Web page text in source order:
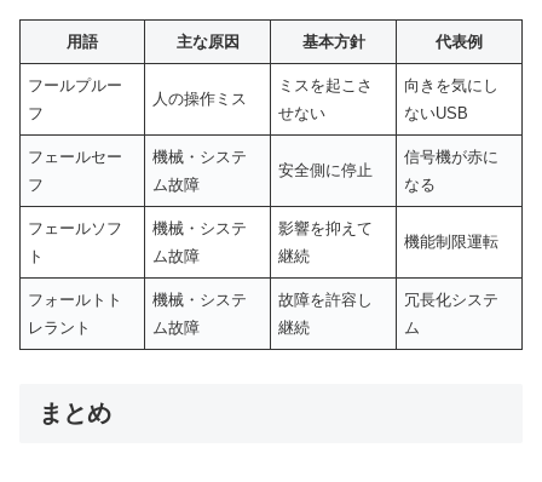
用語 主な原因 基本方針 代表例
フールプルー
フ
人の操作ミス
ミスを起こさ
せない
向きを気にし
ないUSB
フェールセー
フ
機械・システ
ム故障
安全側に停止
信号機が赤に
なる
フェールソフ
ト
機械・システ
ム故障
影響を抑えて
継続
機能制限運転
フォールトト
レラント
機械・システ
ム故障
故障を許容し
継続
冗長化システ
ム
まとめ